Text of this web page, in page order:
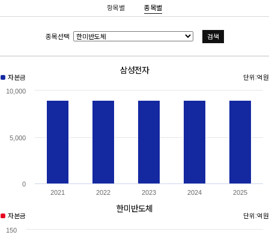
항목별 종목별
종목선택 검색
삼성전자
■ 자본금 단위:억원
2021 2022 2023 2024 2025
0
5,000
10,000
한미반도체
■ 자본금 단위:억원
150